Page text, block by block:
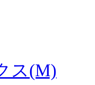
ス(M)